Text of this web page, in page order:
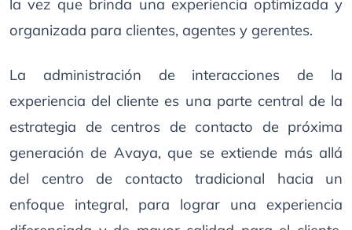
la vez que brinda una experiencia optimizada y
organizada para clientes, agentes y gerentes.
La administración de interacciones de la
experiencia del cliente es una parte central de la
estrategia de centros de contacto de próxima
generación de Avaya, que se extiende más allá
del centro de contacto tradicional hacia un
enfoque integral, para lograr una experiencia